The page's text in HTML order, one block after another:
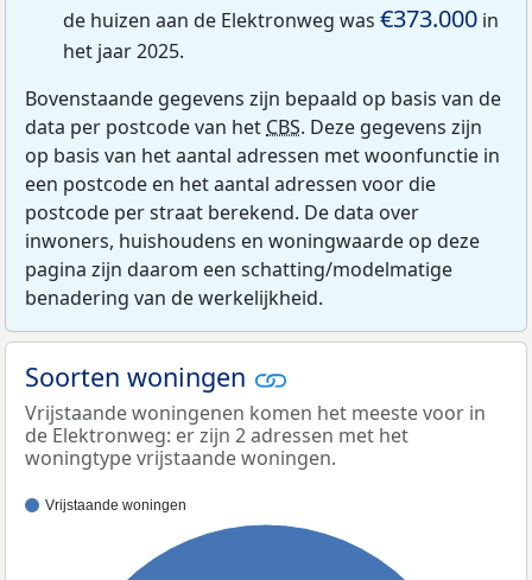
de huizen aan de Elektronweg was €373.000 in
het jaar 2025.
Bovenstaande gegevens zijn bepaald op basis van de
data per postcode van het CBS. Deze gegevens zijn
op basis van het aantal adressen met woonfunctie in
een postcode en het aantal adressen voor die
postcode per straat berekend. De data over
inwoners, huishoudens en woningwaarde op deze
pagina zijn daarom een schatting/modelmatige
benadering van de werkelijkheid.
Soorten woningen
Vrijstaande woningenen komen het meeste voor in
de Elektronweg: er zijn 2 adressen met het
woningtype vrijstaande woningen.
Vrijstaande woningen